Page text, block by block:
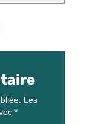
Les
*